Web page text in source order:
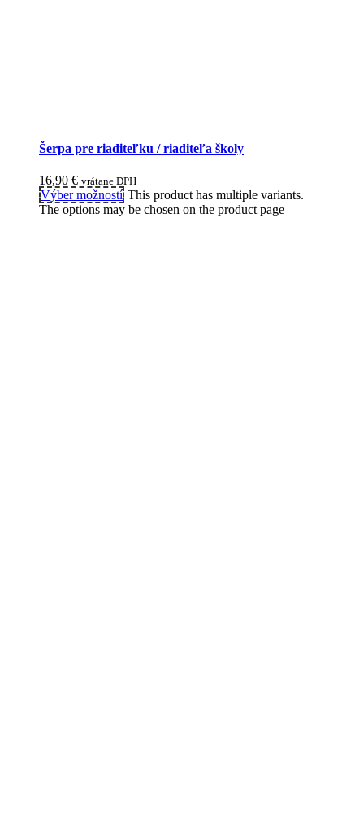
Šerpa pre riaditeľku / riaditeľa školy
16,90 € vrátane DPH
Výber možností This product has multiple variants.
The options may be chosen on the product page